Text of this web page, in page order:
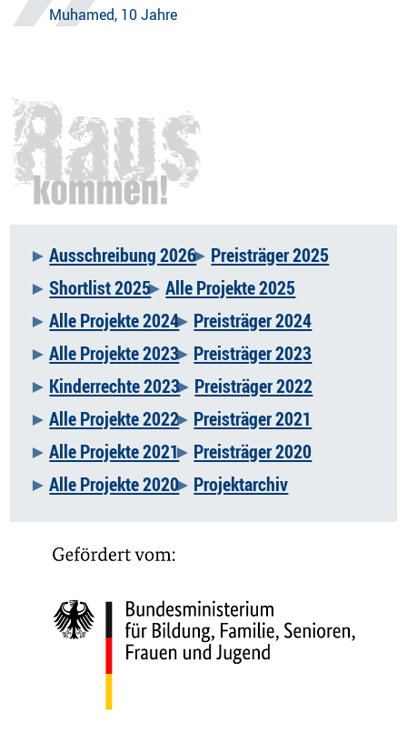
Muhamed, 10 Jahre
Navigation
überspringen
Ausschreibung 2026
Preisträger 2025
Shortlist 2025 Alle Projekte 2025
Alle Projekte 2024
Preisträger 2024
Alle Projekte 2023
Preisträger 2023
Kinderrechte 2023
Preisträger 2022
Alle Projekte 2022
Preisträger 2021
Alle Projekte 2021
Preisträger 2020
Alle Projekte 2020
Projektarchiv